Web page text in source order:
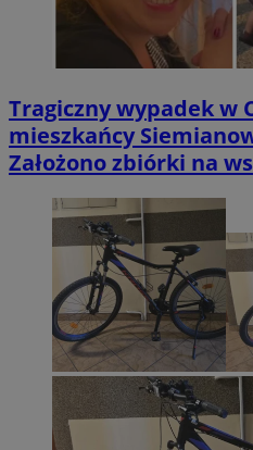
Tragiczny wypadek w
mieszkańcy
Założono zbiórki na